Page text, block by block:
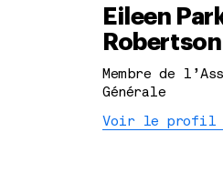
Eileen
Robertson
Membre de
Générale
Voir le profil